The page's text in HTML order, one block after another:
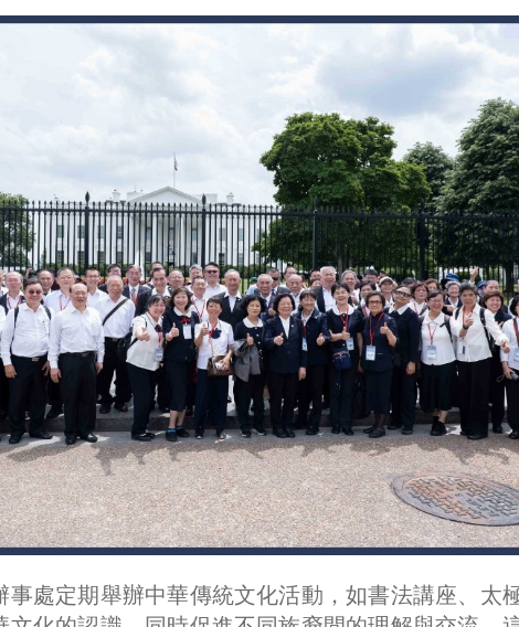
事處定期舉辦中華傳統文化活動，如書法講座、太